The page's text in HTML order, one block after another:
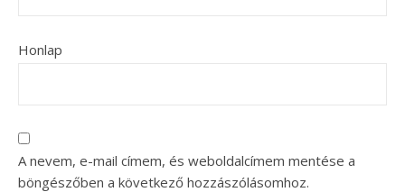
Honlap
A nevem, e-mail címem, és weboldalcímem mentése a
böngészőben a következő hozzászólásomhoz.